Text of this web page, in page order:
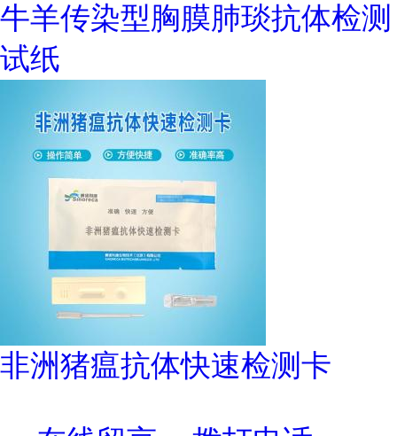
牛羊传染型胸膜肺琰抗体检测
试纸
非洲猪瘟抗体快速检测卡